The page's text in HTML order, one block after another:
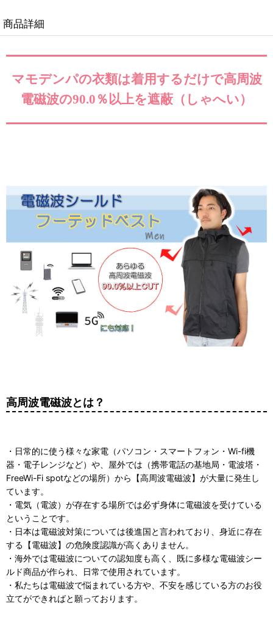
商品詳細
マモデンパの衣類は着用するだけで高周波
電磁波の90.0％以上を遮蔽（しゃへい）
高周波電磁波とは？
・日常的に使う様々な家電（パソコン・スマートフォン・Wi-fi機
器・電子レンジなど）や、屋外では（携帯電話の基地局・電波塔・
FreeWi-Fi spotなどの場所）から【高周波電磁波】が大量に発生し
ています。
・電気（電波）が存在する場所では必ず身体に電磁波を受けている
ということです。
・日本は電磁波対策については後進国と言われており、身近に存在
する【電磁波】の危険度認識が高くありません。
・海外では電磁波についての認知度も高く、既に多様な電磁波シー
ルド商品が作られ、日常で使用されています。
・私たちは電磁波で悩まれている方や、不安を感じている方のお役
立てができればと願っております。